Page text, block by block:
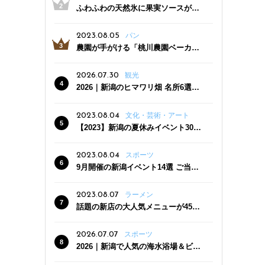
ふわふわの天然氷に果実ソースがた
三条駅近くにオープン
2023.08.05 パン
農園が手がける「桃川農園ベーカリ
った焼きたてパンのほか、ジェラー
トやスムージーも
2026.07.30 観光
2026｜新潟のヒマワリ畑 名所6選
2023.08.04
文化・芸術・アート
【2023】新潟の夏休みイベント30
2023.08.04
スポーツ
9月開催の新潟イベント14選 ご当地
2023.08.07 ラーメン
話題の新店の大人気メニューが450
クーポン登場
2026.07.07 スポーツ
2026｜新潟で人気の海水浴場＆ビー